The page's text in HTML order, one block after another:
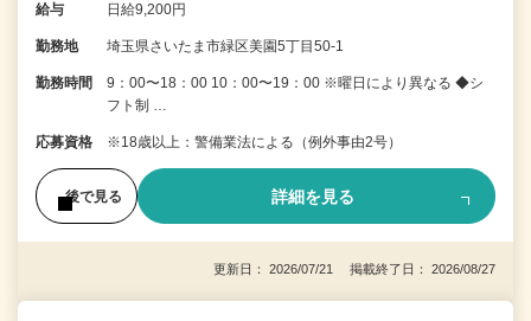
給与 日給9,200円
勤務地 埼玉県さいたま市緑区美園5丁目50-1
勤務時間
9：00〜18：00 10：00〜19：00 ※曜日により異なる ◆シ
フト制 …
応募資格 ※18歳以上：警備業法による（例外事由2号）
後で見る 詳細を見る
更新日： 2026/07/21 掲載終了日： 2026/08/27